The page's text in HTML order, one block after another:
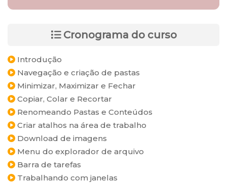
Cronograma do curso
Introdução
Navegação e criação de pastas
Minimizar, Maximizar e Fechar
Copiar, Colar e Recortar
Renomeando Pastas e Conteúdos
Criar atalhos na área de trabalho
Download de imagens
Menu do explorador de arquivo
Barra de tarefas
Trabalhando com janelas